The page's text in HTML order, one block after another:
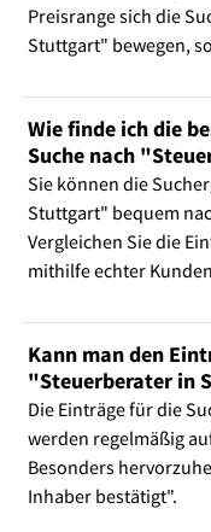
Preisrange sich die
Stuttgart" bewegen,
Wie finde ich die
Suche nach
Sie können die
Stuttgart" bequem
Vergleichen Sie die
mithilfe echter
Kann man den
"Steuerberater in
Die Einträge für die
werden regelmäßig
Besonders
Inhaber bestätigt".